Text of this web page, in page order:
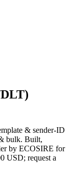
& sender-ID
bulk. Built,
by ECOSIRE for
USD; request a